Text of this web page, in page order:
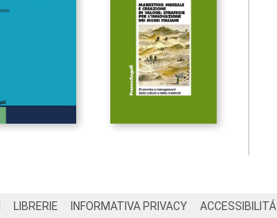
LIBRERIE INFORMATIVA PRIVACY ACCESSIBILITÁ